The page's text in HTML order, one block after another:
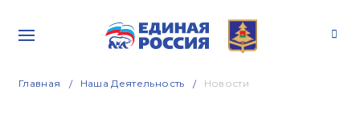
Главная Наша Деятельность Новости